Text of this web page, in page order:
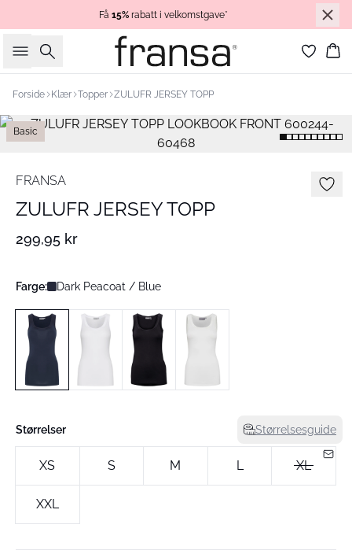
Få 15% rabatt i velkomstgave*
Søk
Forside Klær Topper ZULUFR JERSEY TOPP
Basic
FRANSA
ZULUFR JERSEY TOPP
299,95 kr
Farge: Dark Peacoat / Blue
Størrelser Størrelsesguide
XS S M L XL
XXL